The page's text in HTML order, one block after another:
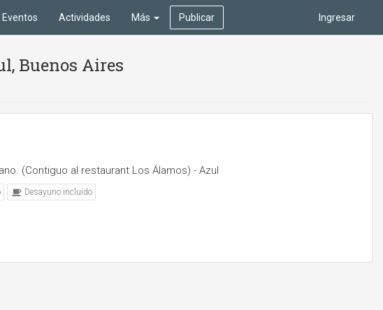
Ingresar
Eventos Actividades Más Publicar
Buenos Aires
(Contiguo al restaurant Los Álamos) - Azul
Desayuno incluido